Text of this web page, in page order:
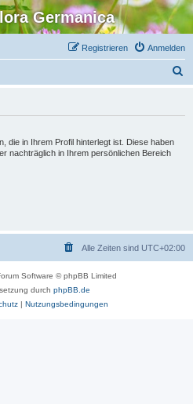
Germanica
Anmelden
Registrieren
die in Ihrem Profil hinterlegt ist. Diese haben
nachträglich in Ihrem persönlichen Bereich
Alle Zeiten sind UTC+02:00
Software © phpBB Limited
durch phpBB.de
| Nutzungsbedingungen